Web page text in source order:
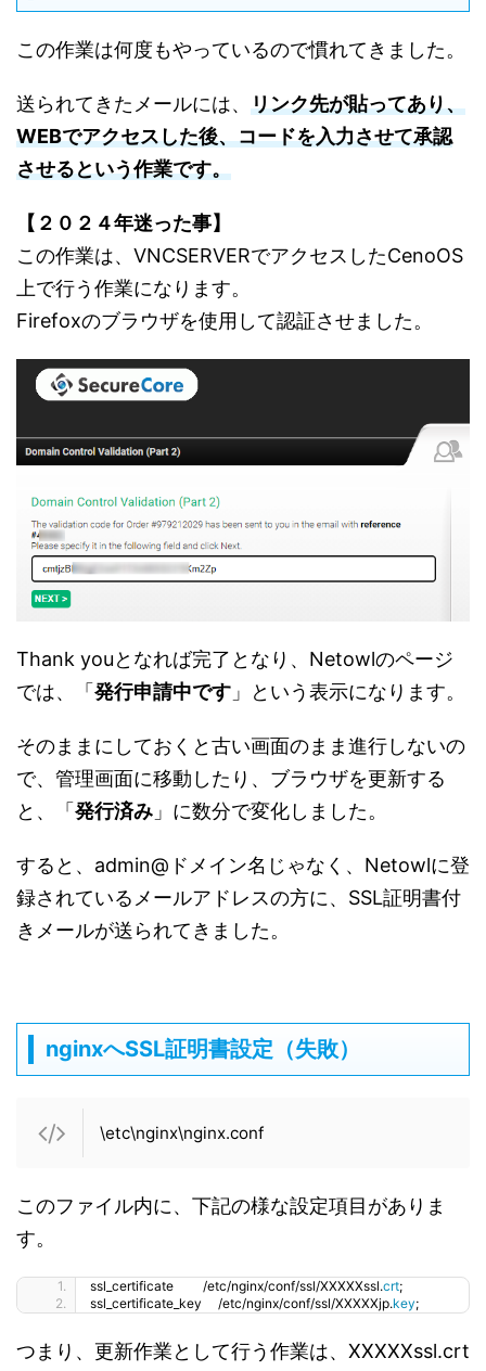
この作業は何度もやっているので慣れてきました。
送られてきたメールには、 リンク先が貼ってあり、
WEBでアクセスした後、コードを入力させて承認
させるという作業です。
【２０２４年迷った事】
この作業は、VNCSERVERでアクセスしたCenoOS
上で行う作業になります。
Firefoxのブラウザを使用して認証させました。
Thank youとなれば完了となり、Netowlのページ
では、「 発行申請中です 」という表示になります。
そのままにしておくと古い画面のまま進行しないの
で、管理画面に移動したり、ブラウザを更新する
と、「 発行済み 」に数分で変化しました。
すると、admin@ドメイン名じゃなく、Netowlに登
録されているメールアドレスの方に、SSL証明書付
きメールが送られてきました。
nginxへSSL証明書設定（失敗）
\etc\nginx\nginx.conf
このファイル内に、下記の様な設定項目がありま
す。
ssl_certificate         /etc/nginx/conf/ssl/XXXXXssl.crt;
ssl_certificate_key     /etc/nginx/conf/ssl/XXXXXjp.key;
つまり、更新作業として行う作業は、XXXXXssl.crt